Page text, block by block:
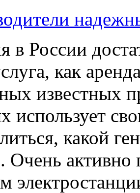
в России
как
известных
использует
какой
Очень активно